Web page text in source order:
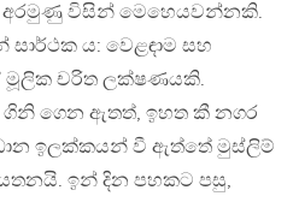
අරමුණු විසින් මෙහෙයවන්නකි.
ය: වෙළඳාම සහ
මූලික චරිත ලක්ෂණයකි.
ගෙන ඇතත්, ඉහත කී නගර
ඉලක්කයන් වී ඇත්තේ මුස්ලිම්
ඉන් දින පහකට පසු,